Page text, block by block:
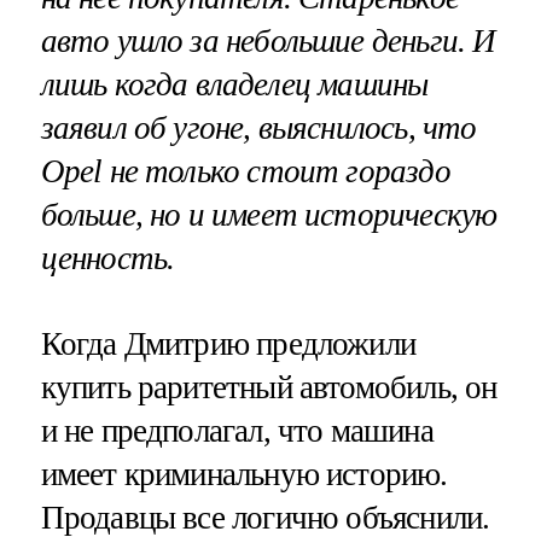
авто ушло за небольшие деньги. И
лишь когда владелец машины
заявил об угоне, выяснилось, что
Opel не только стоит гораздо
больше, но и имеет историческую
ценность.
Когда Дмитрию предложили
купить раритетный автомобиль, он
и не предполагал, что машина
имеет криминальную историю.
Продавцы все логично объяснили.